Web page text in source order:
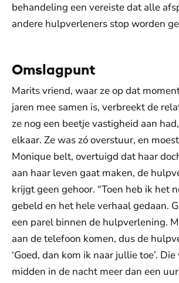
behandeling een vereiste dat alle
andere hulpverleners stop worden
Omslagpunt
Marits vriend, waar ze op dat
jaren mee samen is, verbreekt de
ze nog een beetje vastigheid aan
elkaar. Ze was zó overstuur, en
Monique belt, overtuigd dat haar
aan haar leven gaat maken, de
krijgt geen gehoor. “Toen heb ik het
gebeld en het hele verhaal gedaan.
een parel binnen de hulpverlening.
aan de telefoon komen, dus de
‘Goed, dan kom ik naar jullie toe’.
midden in de nacht meer dan een